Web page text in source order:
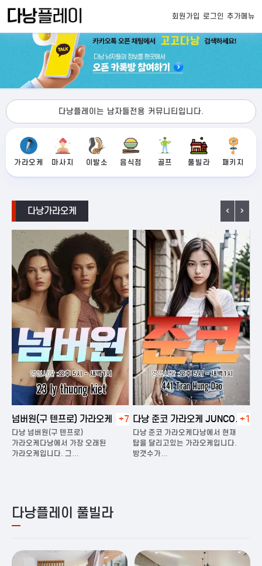
회원가입 로그인 추가메뉴
다낭플레이는 남자들전용 커뮤니티입니다.
가라오케 마사지 이발소 음식점 골프 풀빌라 패키지
다낭가라오케
넘버원(구 텐프로) 가라오케 +7
다낭 넘버원(구 텐프로)
가라오케다낭에서 가장 오래된
가라오케입니다. 그…
다낭 준코 가라오케 JUNCO
KARAOKE
+1
다낭 준코 가라오케다낭에서 현재
탑을 달리고있는 가라오케입니다.
방갯수가…
다낭플레이 풀빌라